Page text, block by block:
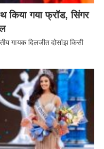
किया गया फ्रॉड, सिंगर
गायक दिलजीत दोसांझ किसी